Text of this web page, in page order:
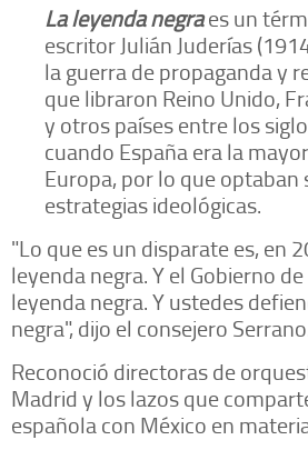
La leyenda negraes un
escritor Julián Juderías
la guerra de propaganda y
que libraron Reino Unido,
y otros países entre los
cuando España era la
Europa, por lo que optaban
estrategias ideológicas.
"Lo que es un disparate es, en
leyenda negra. Y el Gobierno
leyenda negra. Y ustedes
negra", dijo el consejero
Reconoció directoras de
Madrid y los lazos que
española con México en